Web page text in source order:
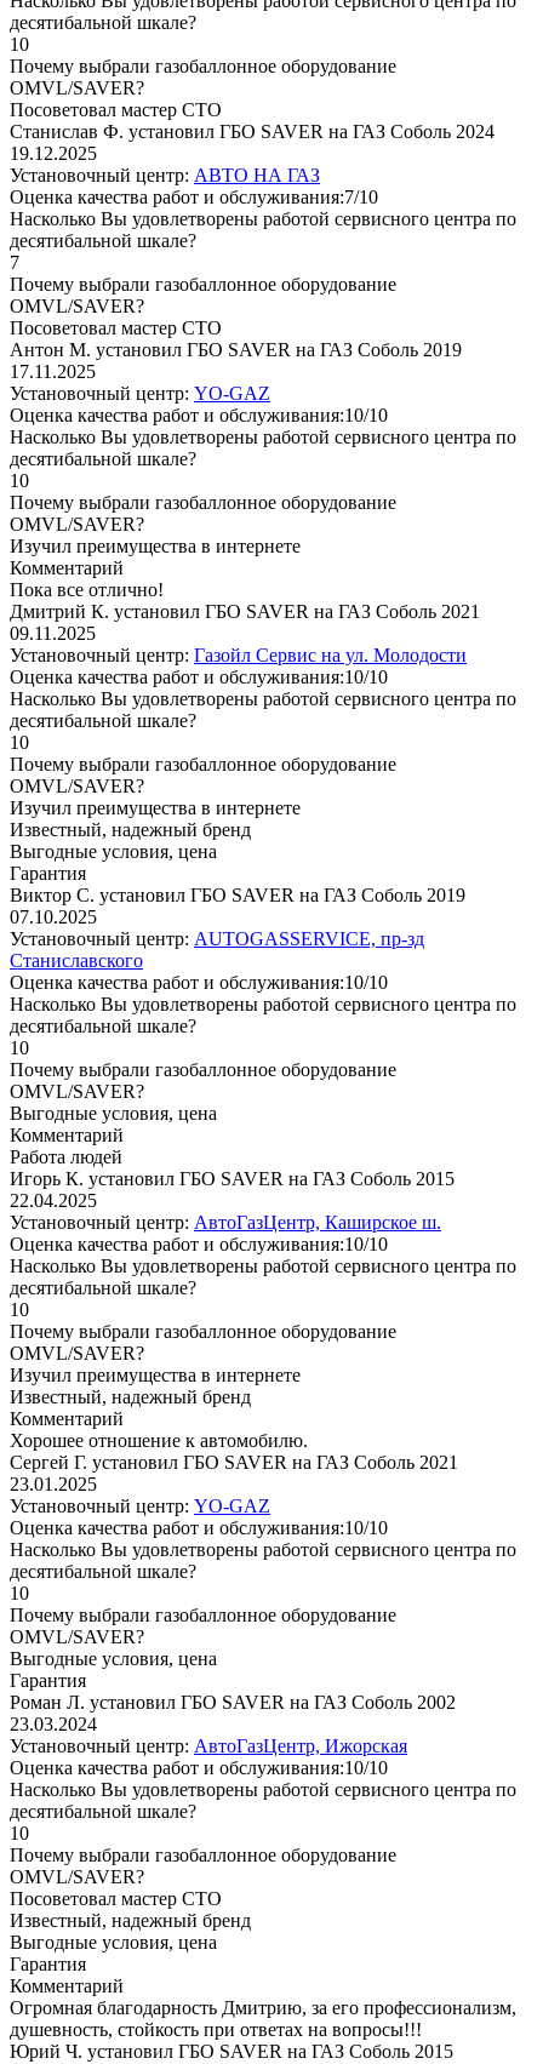
десятибальной шкале?
10
Почему выбрали газобаллонное оборудование
OMVL/SAVER?
Посоветовал мастер СТО
Станислав Ф. установил ГБО SAVER на ГАЗ Соболь 2024
19.12.2025
Установочный центр: АВТО НА ГАЗ
Оценка качества работ и обслуживания:7/10
Насколько Вы удовлетворены работой сервисного центра по
десятибальной шкале?
7
Почему выбрали газобаллонное оборудование
OMVL/SAVER?
Посоветовал мастер СТО
Антон М. установил ГБО SAVER на ГАЗ Соболь 2019
17.11.2025
Установочный центр: YO-GAZ
Оценка качества работ и обслуживания:10/10
Насколько Вы удовлетворены работой сервисного центра по
десятибальной шкале?
10
Почему выбрали газобаллонное оборудование
OMVL/SAVER?
Изучил преимущества в интернете
Комментарий
Пока все отлично!
Дмитрий К. установил ГБО SAVER на ГАЗ Соболь 2021
09.11.2025
Установочный центр: Газойл Сервис на ул. Молодости
Оценка качества работ и обслуживания:10/10
Насколько Вы удовлетворены работой сервисного центра по
десятибальной шкале?
10
Почему выбрали газобаллонное оборудование
OMVL/SAVER?
Изучил преимущества в интернете
Известный, надежный бренд
Выгодные условия, цена
Гарантия
Виктор С. установил ГБО SAVER на ГАЗ Соболь 2019
07.10.2025
Установочный центр: AUTOGASSERVICE, пр-зд
Станиславского
Оценка качества работ и обслуживания:10/10
Насколько Вы удовлетворены работой сервисного центра по
десятибальной шкале?
10
Почему выбрали газобаллонное оборудование
OMVL/SAVER?
Выгодные условия, цена
Комментарий
Работа людей
Игорь К. установил ГБО SAVER на ГАЗ Соболь 2015
22.04.2025
Установочный центр: АвтоГазЦентр, Каширское ш.
Оценка качества работ и обслуживания:10/10
Насколько Вы удовлетворены работой сервисного центра по
десятибальной шкале?
10
Почему выбрали газобаллонное оборудование
OMVL/SAVER?
Изучил преимущества в интернете
Известный, надежный бренд
Комментарий
Хорошее отношение к автомобилю.
Сергей Г. установил ГБО SAVER на ГАЗ Соболь 2021
23.01.2025
Установочный центр: YO-GAZ
Оценка качества работ и обслуживания:10/10
Насколько Вы удовлетворены работой сервисного центра по
десятибальной шкале?
10
Почему выбрали газобаллонное оборудование
OMVL/SAVER?
Выгодные условия, цена
Гарантия
Роман Л. установил ГБО SAVER на ГАЗ Соболь 2002
23.03.2024
Установочный центр: АвтоГазЦентр, Ижорская
Оценка качества работ и обслуживания:10/10
Насколько Вы удовлетворены работой сервисного центра по
десятибальной шкале?
10
Почему выбрали газобаллонное оборудование
OMVL/SAVER?
Посоветовал мастер СТО
Известный, надежный бренд
Выгодные условия, цена
Гарантия
Комментарий
Огромная благодарность Дмитрию, за его профессионализм,
душевность, стойкость при ответах на вопросы!!!
Юрий Ч. установил ГБО SAVER на ГАЗ Соболь 2015